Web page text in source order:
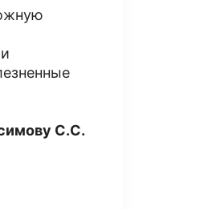
С.С.